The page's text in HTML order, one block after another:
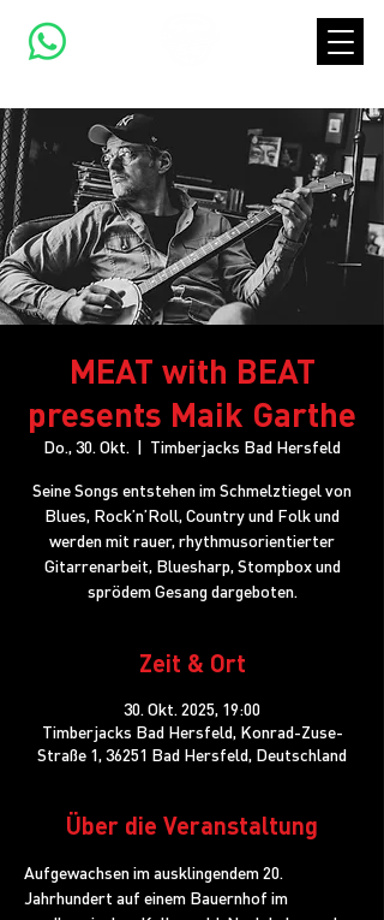
MEAT with BEAT
presents Maik Garthe
Do., 30. Okt.
  |
Timberjacks Bad Hersfeld
Seine Songs entstehen im Schmelztiegel von
Blues, Rock’n’Roll, Country und Folk und
werden mit rauer, rhythmusorientierter
Gitarrenarbeit, Bluesharp, Stompbox und
sprödem Gesang dargeboten.
Zeit & Ort
30. Okt. 2025, 19:00
Timberjacks Bad Hersfeld, Konrad-Zuse-
Straße 1, 36251 Bad Hersfeld, Deutschland
Über die Veranstaltung
Aufgewachsen im ausklingendem 20.
Jahrhundert auf einem Bauernhof im